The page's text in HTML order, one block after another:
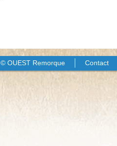
© OUEST Remorque Contact